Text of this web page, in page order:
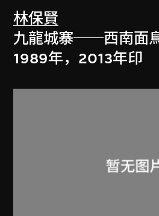
林保賢
九龍城寨──西南面
1989年，2013年印